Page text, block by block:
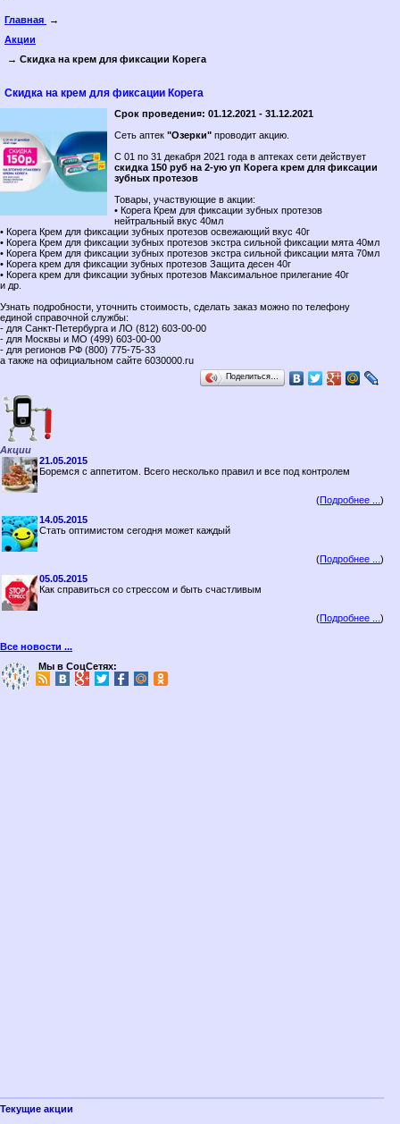
Главная
→
Акции
→ Скидка на крем для фиксации Корега
Скидка на крем для фиксации Корега
Срок проведени¤: 01.12.2021 - 31.12.2021
Сеть аптек "Озерки" проводит акцию.
С 01 по 31 декабря 2021 года в аптеках сети действует
скидка 150 руб на 2-ую уп Корега крем для фиксации
зубных протезов
Товары, участвующие в акции:
• Корега Крем для фиксации зубных протезов
нейтральный вкус 40мл
• Корега Крем для фиксации зубных протезов освежающий вкус 40г
• Корега Крем для фиксации зубных протезов экстра сильной фиксации мята 40мл
• Корега Крем для фиксации зубных протезов экстра сильной фиксации мята 70мл
• Корега крем для фиксации зубных протезов Защита десен 40г
• Корега крем для фиксации зубных протезов Максимальное прилегание 40г
и др.
Узнать подробности, уточнить стоимость, сделать заказ можно по телефону
единой справочной службы:
- для Санкт-Петербурга и ЛО (812) 603-00-00
- для Москвы и МО (499) 603-00-00
- для регионов РФ (800) 775-75-33
а также на официальном сайте 6030000.ru
Поделиться…
Акции
21.05.2015
Боремся с аппетитом. Всего несколько правил и все под контролем
(Подробнее ...)
14.05.2015
Стать оптимистом сегодня может каждый
(Подробнее ...)
05.05.2015
Как справиться со стрессом и быть счастливым
(Подробнее ...)
Все новости ...
Мы в СоцСетях:
Текущие акции